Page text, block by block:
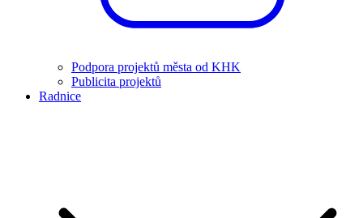
Podpora projektů města od KHK
Publicita projektů
Radnice